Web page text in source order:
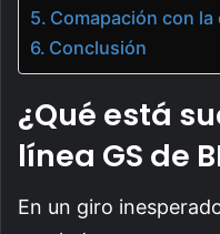
Comapación con
Conclusión
¿Qué está
línea GS de
En un giro